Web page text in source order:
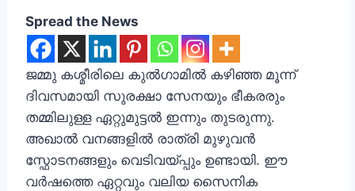
Spread the News
ജമ്മു കശ്മീരിലെ കുൽഗാമിൽ കഴിഞ്ഞ മൂന്ന്
ദിവസമായി സുരക്ഷാ സേനയും ഭീകരരും
തമ്മിലുള്ള ഏറ്റുമുട്ടൽ ഇന്നും തുടരുന്നു.
അഖാൽ വനങ്ങളിൽ രാത്രി മുഴുവൻ
സ്ഫോടനങ്ങളും വെടിവയ്പ്പും ഉണ്ടായി. ഈ
വർഷത്തെ ഏറ്റവും വലിയ സൈനിക